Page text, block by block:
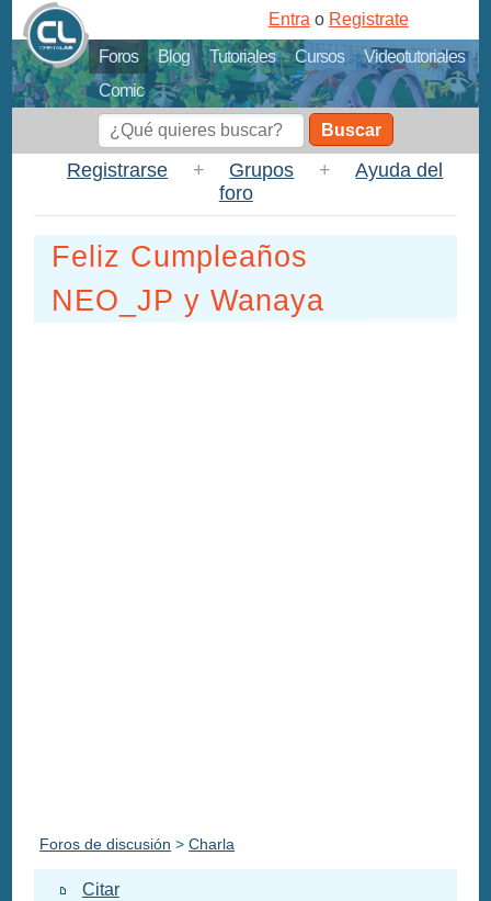
Foros Blog Tutoriales Cursos
Videotutoriales
Comic
Entra o Registrate
Buscar
Registrarse + Grupos +
Ayuda del
foro
Feliz Cumpleaños
NEO_JP y Wanaya
Foros de discusión >Charla
Citar